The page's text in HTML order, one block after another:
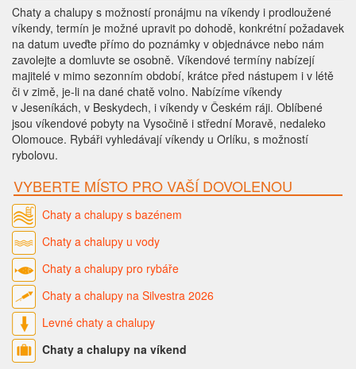
Chaty a chalupy s možností pronájmu na víkendy i prodloužené
víkendy, termín je možné upravit po dohodě, konkrétní požadavek
na datum uveďte přímo do poznámky v objednávce nebo nám
zavolejte a domluvte se osobně. Víkendové termíny nabízejí
majitelé v mimo sezonním období, krátce před nástupem i v létě
či v zimě, je-li na dané chatě volno. Nabízíme víkendy
v Jeseníkách, v Beskydech, i víkendy v Českém ráji. Oblíbené
jsou víkendové pobyty na Vysočině i střední Moravě, nedaleko
Olomouce. Rybáři vyhledávají víkendy u Orlíku, s možností
rybolovu.
VYBERTE MÍSTO PRO VAŠÍ DOVOLENOU
Chaty a chalupy s bazénem
Chaty a chalupy u vody
Chaty a chalupy pro rybáře
Chaty a chalupy na Silvestra 2026
Levné chaty a chalupy
Chaty a chalupy na víkend